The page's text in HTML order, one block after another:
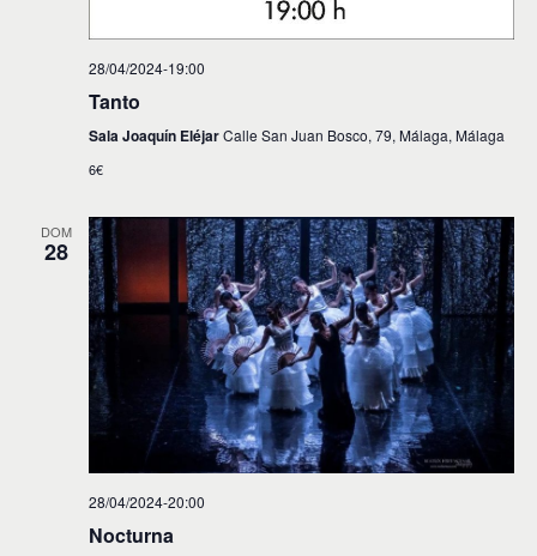
28/04/2024-19:00
Tanto
Sala Joaquín EléjarCalle San Juan Bosco, 79, Málaga, Málaga
6€
DOM
28
28/04/2024-20:00
Nocturna